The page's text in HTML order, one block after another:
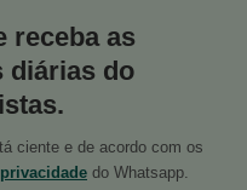
receba as
diárias do
ciente e de acordo com os
privacidade do Whatsapp.